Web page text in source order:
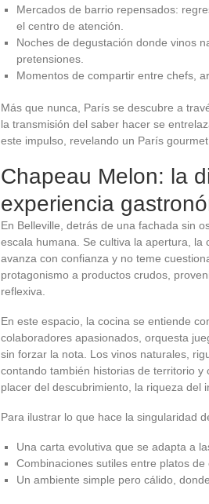
Mercados de barrio repensados:
el centro de atención.
Noches de degustación donde vinos
pretensiones.
Momentos de compartir entre chefs,
Más que nunca, París se descubre a
la transmisión del saber hacer se
este impulso, revelando un París
Chapeau Melon: la
experiencia
En Belleville, detrás de una fachada sin
escala humana. Se cultiva la apertura, la
avanza con confianza y no teme
protagonismo a productos crudos,
reflexiva.
En este espacio, la cocina se entiende
colaboradores apasionados, orquesta
sin forzar la nota. Los vinos naturales,
contando también historias de territorio
placer del descubrimiento, la riqueza del
Para ilustrar lo que hace la singularidad
Una carta evolutiva que se adapta a
Combinaciones sutiles entre platos
Un ambiente simple pero cálido,